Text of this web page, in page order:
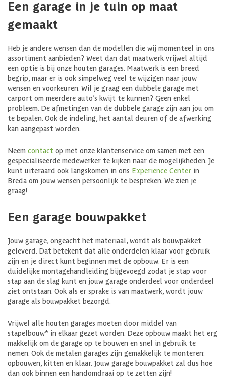
Een garage in je tuin op maat
gemaakt
Heb je andere wensen dan de modellen die wij momenteel in ons
assortiment aanbieden? Weet dan dat maatwerk vrijwel altijd
een optie is bij onze houten garages. Maatwerk is een breed
begrip, maar er is ook simpelweg veel te wijzigen naar jouw
wensen en voorkeuren. Wil je graag een dubbele garage met
carport om meerdere auto’s kwijt te kunnen? Geen enkel
probleem. De afmetingen van de dubbele garage zijn aan jou om
te bepalen. Ook de indeling, het aantal deuren of de afwerking
kan aangepast worden.
Neem contact op met onze klantenservice om samen met een
gespecialiseerde medewerker te kijken naar de mogelijkheden. Je
kunt uiteraard ook langskomen in ons Experience Center in
Breda om jouw wensen persoonlijk te bespreken. We zien je
graag!
Een garage bouwpakket
Jouw garage, ongeacht het materiaal, wordt als bouwpakket
geleverd. Dat betekent dat alle onderdelen klaar voor gebruik
zijn en je direct kunt beginnen met de opbouw. Er is een
duidelijke montagehandleiding bijgevoegd zodat je stap voor
stap aan de slag kunt en jouw garage onderdeel voor onderdeel
ziet ontstaan. Ook als er sprake is van maatwerk, wordt jouw
garage als bouwpakket bezorgd.
Vrijwel alle houten garages moeten door middel van
stapelbouw* in elkaar gezet worden. Deze opbouw maakt het erg
makkelijk om de garage op te bouwen en snel in gebruik te
nemen. Ook de metalen garages zijn gemakkelijk te monteren:
opbouwen, kitten en klaar. Jouw garage bouwpakket zal dus hoe
dan ook binnen een handomdraai op te zetten zijn!